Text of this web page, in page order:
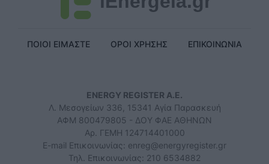
ΠΟΙΟΙ ΕΙΜΑΣΤΕ ΟΡΟΙ ΧΡΗΣΗΣ ΕΠΙΚΟΙΝΩΝΙΑ
ENERGY REGISTER Α.Ε.
Λ. Μεσογείων 336, 15341 Αγία Παρασκευή
ΑΦΜ 800479805 - ΔΟΥ ΦΑΕ ΑΘΗΝΩΝ
Αρ. ΓΕΜΗ 124714401000
E-mail Επικοινωνίας: enreg@energyregister.gr
Τηλ. Επικοινωνίας: 210 6534882